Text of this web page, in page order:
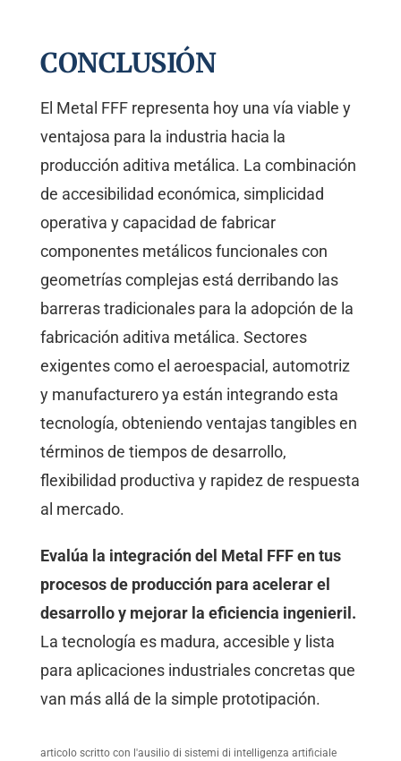
CONCLUSIÓN
El Metal FFF representa hoy una vía viable y
ventajosa para la industria hacia la
producción aditiva metálica. La combinación
de accesibilidad económica, simplicidad
operativa y capacidad de fabricar
componentes metálicos funcionales con
geometrías complejas está derribando las
barreras tradicionales para la adopción de la
fabricación aditiva metálica. Sectores
exigentes como el aeroespacial, automotriz
y manufacturero ya están integrando esta
tecnología, obteniendo ventajas tangibles en
términos de tiempos de desarrollo,
flexibilidad productiva y rapidez de respuesta
al mercado.
Evalúa la integración del Metal FFF en tus
procesos de producción para acelerar el
desarrollo y mejorar la eficiencia ingenieril.
La tecnología es madura, accesible y lista
para aplicaciones industriales concretas que
van más allá de la simple prototipación.
articolo scritto con l'ausilio di sistemi di intelligenza artificiale